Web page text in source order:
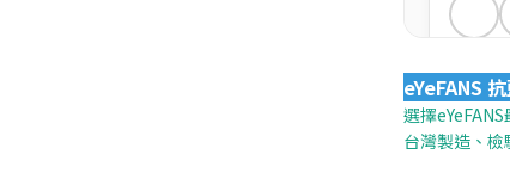
eYeFANS
選擇
台灣製造、